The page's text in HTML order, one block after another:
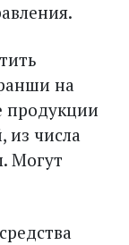
на
продукции
из числа
Могут